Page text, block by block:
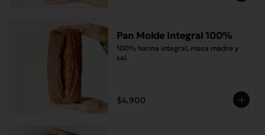
Pan Molde Integral 100%
100% harina integral, masa madre y
sal.
$4.900